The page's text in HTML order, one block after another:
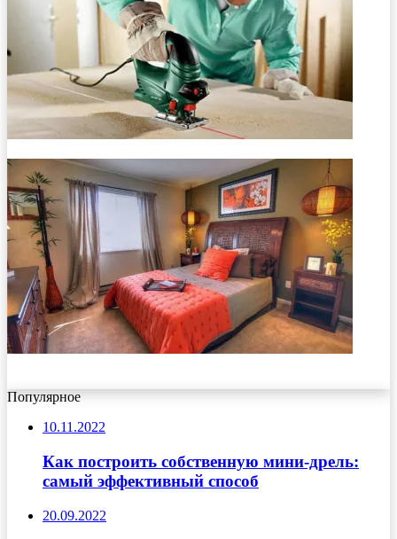
Популярное
10.11.2022
Как построить собственную мини-дрель:
самый эффективный способ
20.09.2022